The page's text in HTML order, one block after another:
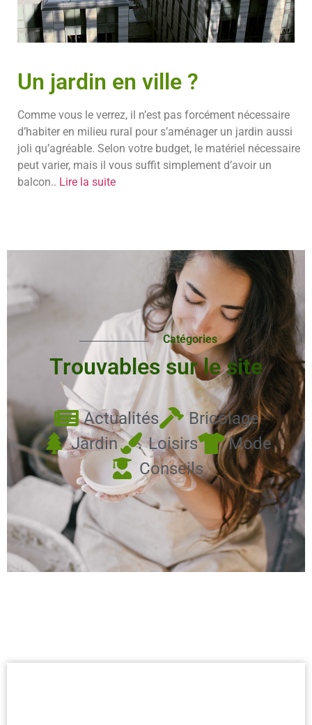
Un jardin en ville ?
Comme vous le verrez, il n’est pas forcément nécessaire
d’habiter en milieu rural pour s’aménager un jardin aussi
joli qu’agréable. Selon votre budget, le matériel nécessaire
peut varier, mais il vous suffit simplement d’avoir un
balcon.. Lire la suite
Catégories
Trouvables sur le site
Actualités
Bricolage
Jardin
Loisirs
Mode
Conseils